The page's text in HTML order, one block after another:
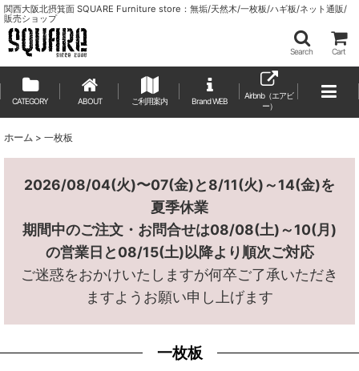
関西大阪北摂箕面 SQUARE Furniture store：無垢/天然木/一枚板/ハギ板/ネット通販/
販売ショップ
Search Cart
CATEGORY ABOUT ご利用案内
Airbnb（エアビ
ー）
ホーム > 一枚板
2026/08/04(火)〜07(金)と8/11(火)～14(金)を
夏季休業
期間中のご注文・お問合せは08/08(土)～10(月)
の営業日と08/15(土)以降より順次ご対応
ご迷惑をおかけいたしますが何卒ご了承いただき
ますようお願い申し上げます
一枚板